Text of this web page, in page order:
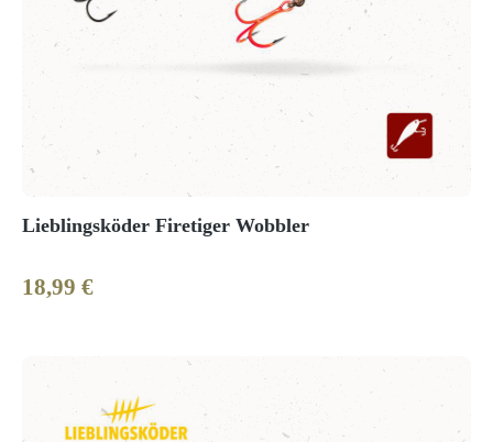
Lieblingsköder Firetiger Wobbler
Regulärer Preis:
18,99 €